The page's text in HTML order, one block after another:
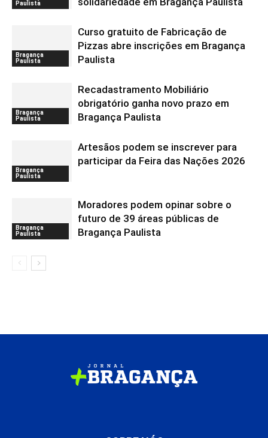
Paulista
Bragança
Paulista
Curso gratuito de Fabricação de
Pizzas abre inscrições em Bragança
Paulista
Bragança
Paulista
Recadastramento Mobiliário
obrigatório ganha novo prazo em
Bragança Paulista
Bragança
Paulista
Artesãos podem se inscrever para
participar da Feira das Nações 2026
Bragança
Paulista
Moradores podem opinar sobre o
futuro de 39 áreas públicas de
Bragança Paulista